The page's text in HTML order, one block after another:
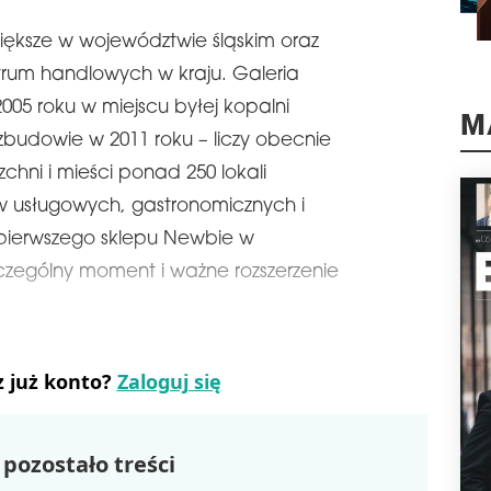
w województwie śląskim oraz
handlowych w kraju. Galeria
roku w miejscu byłej kopalni
w 2011 roku – liczy obecnie
i mieści ponad 250 lokali
gastronomicznych i
sklepu Newbie w
moment i ważne rozszerzenie
już konto? Zaloguj się
pozostało treści
schedule
schedule